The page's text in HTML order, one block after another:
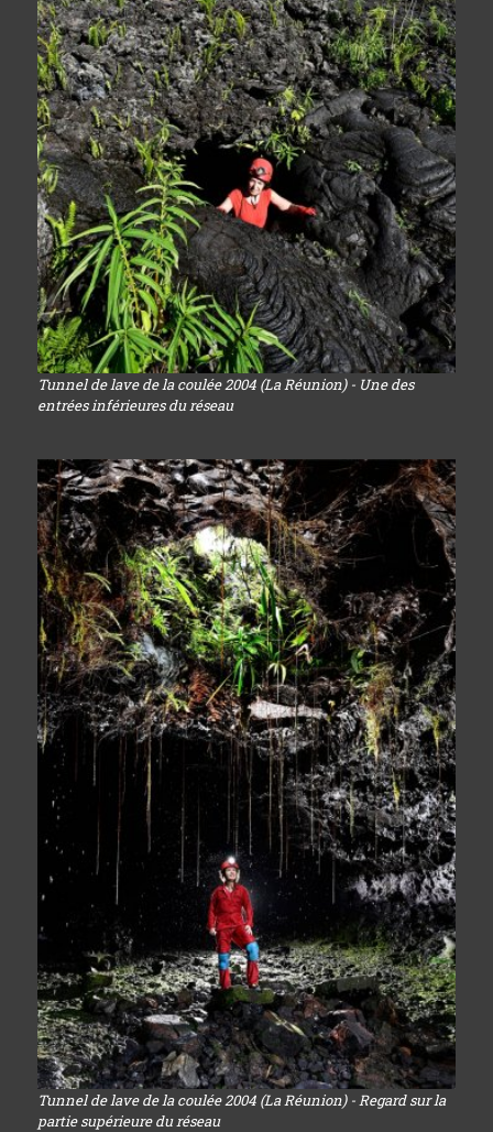
Tunnel de lave de la coulée 2004 (La Réunion) - Une des
entrées inférieures du réseau
Tunnel de lave de la coulée 2004 (La Réunion) - Regard sur la
partie supérieure du réseau